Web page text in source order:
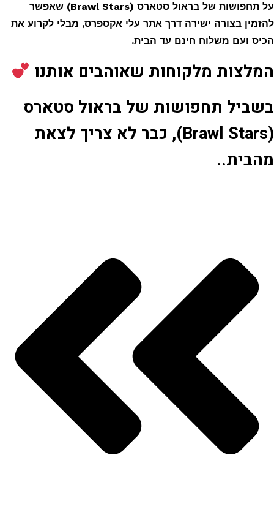
על תחפושות של בראול סטארס (Brawl Stars) שאפשר
להזמין בצורה ישירה דרך אתר עלי אקספרס, מבלי לקרוע את
הכיס ועם משלוח חינם עד הבית.
המלצות מלקוחות שאוהבים אותנו
בשביל תחפושות של בראול סטארס
(Brawl Stars), כבר לא צריך לצאת
מהבית..